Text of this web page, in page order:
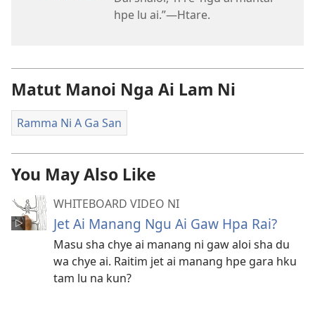
hpe lu ai.”​—Htare.
Matut Manoi Nga Ai Lam Ni
Ramma Ni A Ga San
You May Also Like
WHITEBOARD VIDEO NI
Jet Ai Manang Ngu Ai Gaw Hpa Rai?
Masu sha chye ai manang ni gaw aloi sha du
wa chye ai. Raitim jet ai manang hpe gara hku
tam lu na kun?